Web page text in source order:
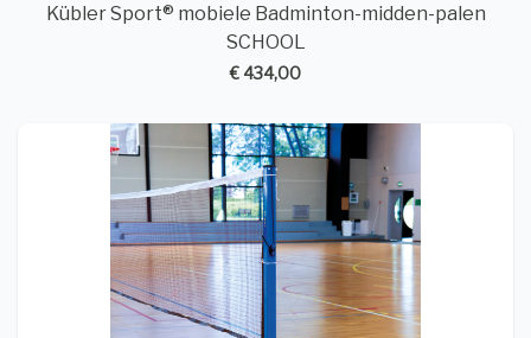
Kübler Sport® mobiele Badminton-midden-palen
SCHOOL
€ 434,00